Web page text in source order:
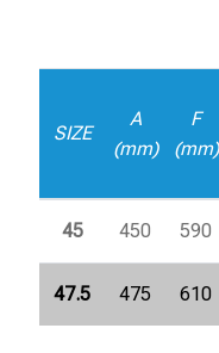
SIZE
A
(mm)
F
(mm)
45 450 590
47.5 475 610